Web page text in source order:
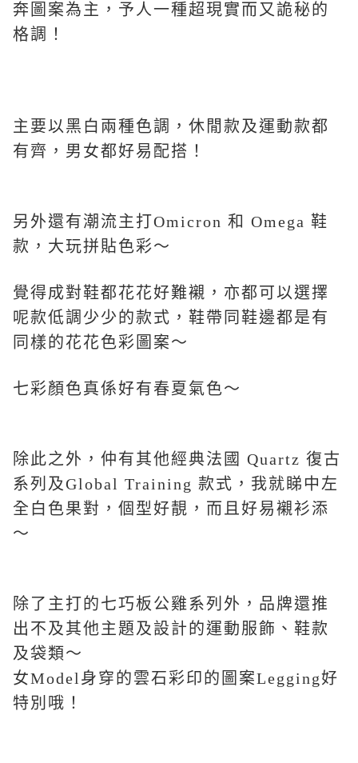
奔圖案為主，予人一種超現實而又詭秘的
格調！
主要以黑白兩種色調，休閒款及運動款都
有齊，男女都好易配搭！
另外還有潮流主打Omicron 和 Omega 鞋
款，大玩拼貼色彩～
覺得成對鞋都花花好難襯，亦都可以選擇
呢款低調少少的款式，鞋帶同鞋邊都是有
同樣的花花色彩圖案～
七彩顏色真係好有春夏氣色～
除此之外，仲有其他經典法國 Quartz 復古
系列及Global Training 款式，我就睇中左
全白色果對，個型好靚，而且好易襯衫添
～
除了主打的七巧板公雞系列外，品牌還推
出不及其他主題及設計的運動服飾、鞋款
及袋類～
女Model身穿的雲石彩印的圖案Legging好
特別哦！